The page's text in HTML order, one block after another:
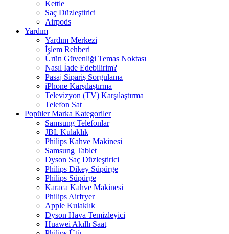
Kettle
Saç Düzleştirici
Airpods
Yardım
Yardım Merkezi
İşlem Rehberi
Ürün Güvenliği Temas Noktası
Nasıl İade Edebilirim?
Pasaj Sipariş Sorgulama
iPhone Karşılaştırma
Televizyon (TV) Karşılaştırma
Telefon Sat
Popüler Marka Kategoriler
Samsung Telefonlar
JBL Kulaklık
Philips Kahve Makinesi
Samsung Tablet
Dyson Saç Düzleştirici
Philips Dikey Süpürge
Philips Süpürge
Karaca Kahve Makinesi
Philips Airfryer
Apple Kulaklık
Dyson Hava Temizleyici
Huawei Akıllı Saat